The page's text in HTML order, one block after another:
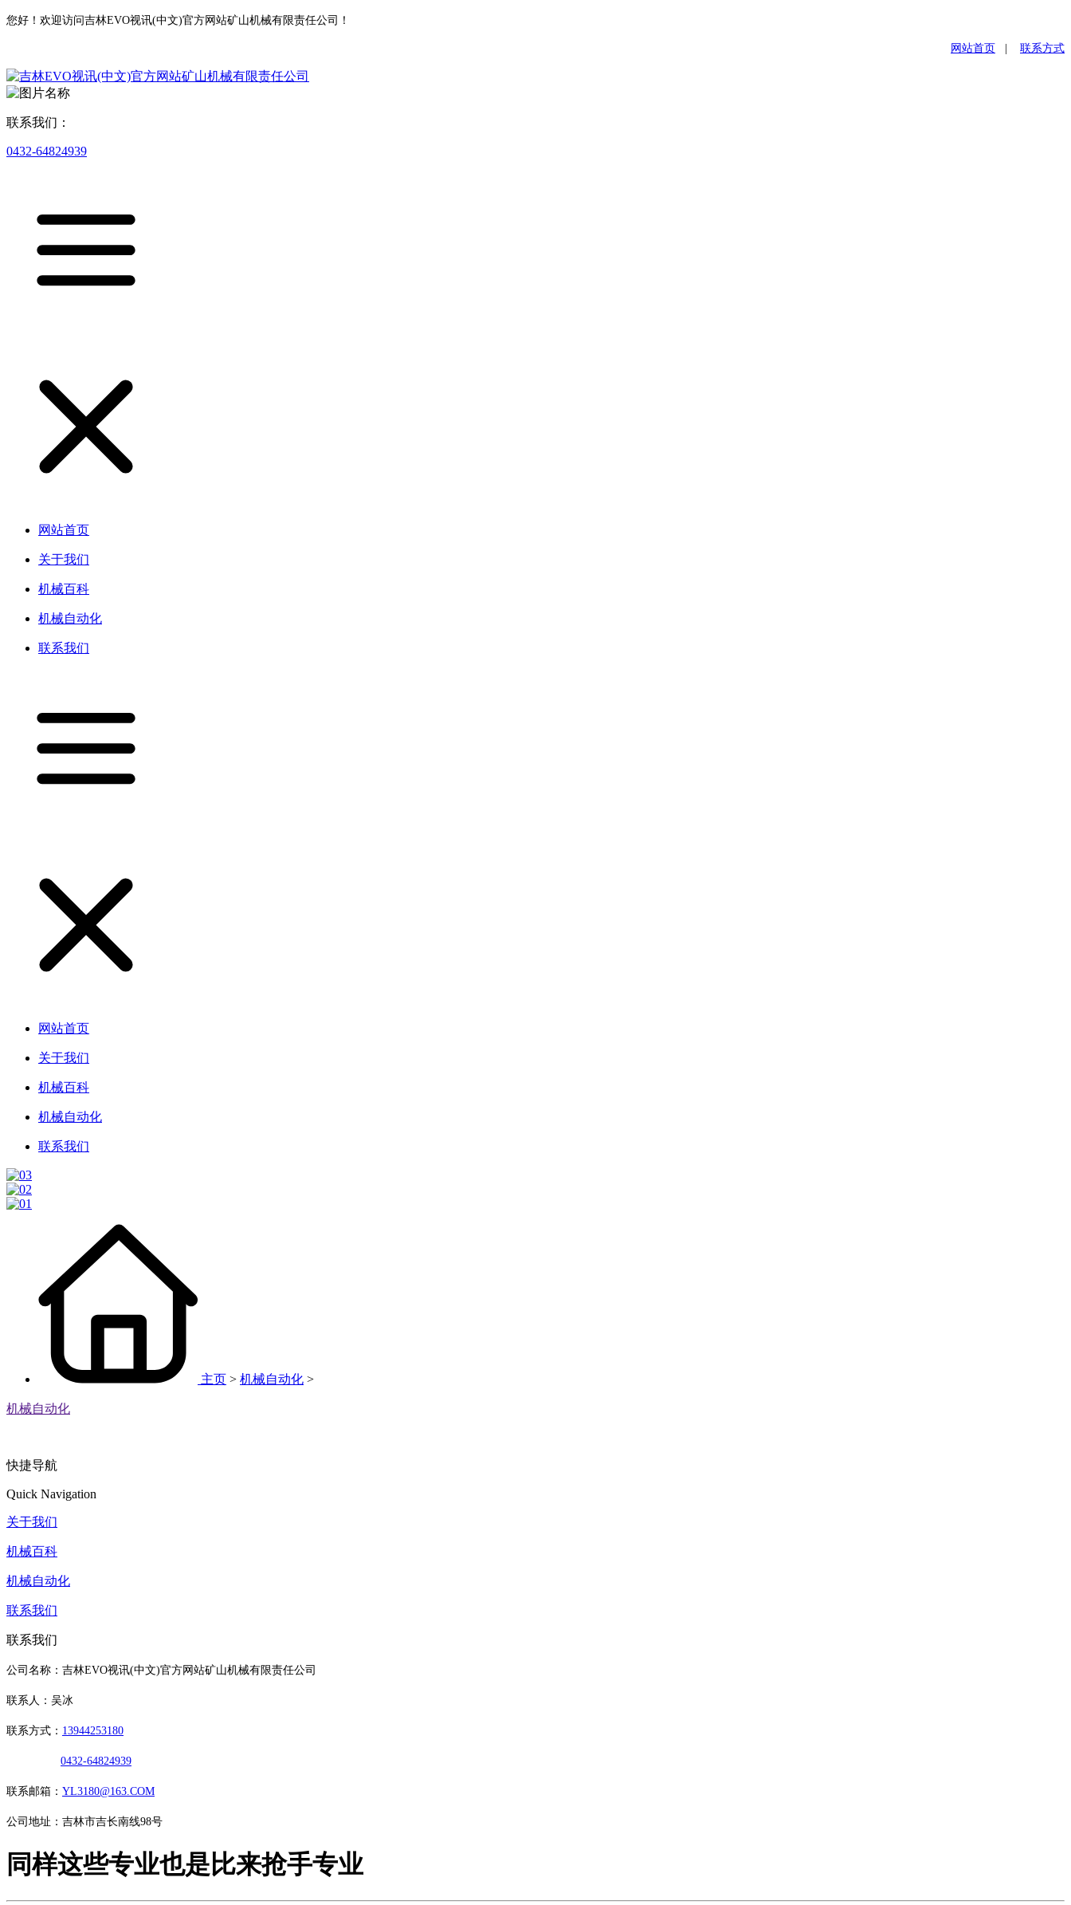
您好！欢迎访问吉林EVO视讯(中文)官方网站矿山机械有限责任公司！
网站首页 联系方式
联系我们：
0432-64824939
网站首页
关于我们
机械百科
机械自动化
联系我们
网站首页
关于我们
机械百科
机械自动化
联系我们
主页 > 机械自动化 >
机械自动化
快捷导航
Quick Navigation
关于我们
机械百科
机械自动化
联系我们
联系我们
公司名称：吉林EVO视讯(中文)官方网站矿山机械有限责任公司
联系人：吴冰
联系方式： 13944253180
0432-64824939
联系邮箱： YL3180@163.COM
公司地址：吉林市吉长南线98号
同样这些专业也是比来抢手专业